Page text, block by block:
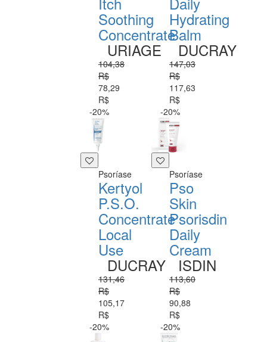
Soothing
Concentrate
URIAGE
104,38
R$
78,29
R$
Hydrating
Balm
DUCRAY
147,03
R$
117,63
R$
-20%
Psoríase
Kertyol
P.S.O.
Concentrate
Local
Use
DUCRAY
131,46
R$
105,17
R$
-20%
Psoríase
Pso
Skin
Psorisdin
Daily
Cream
ISDIN
113,60
R$
90,88
R$
-20%
-20%